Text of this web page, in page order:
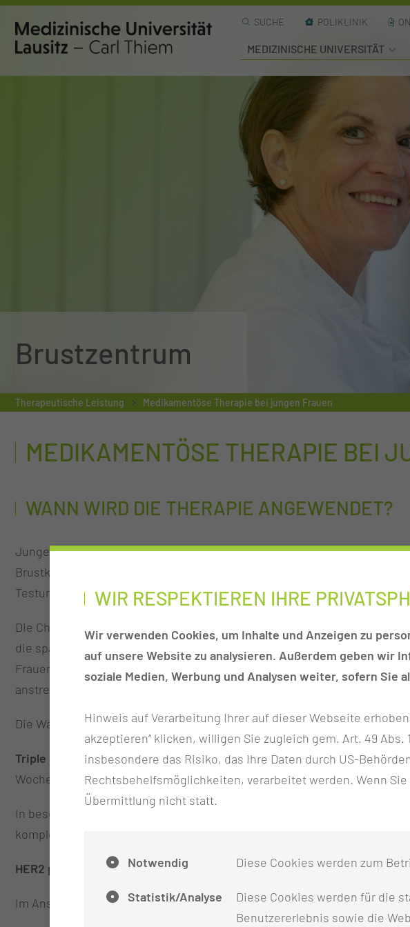
SUCHE POLIKLINIK
MEDIZINISCHE UNIVERSITÄT
Brustzentrum
Therapeutische Leistung Medikamentöse Therapie bei jungen Frauen
MEDIKAMENTÖSE THERAPIE BEI
WANN WIRD DIE THERAPIE ANGEWENDET?
Junge Frauen erhalten überproportional häufiger eine Chemotherapie:
Brustkrebs erkranken, zum anderen, weil der Tumor bei
Testungen bei Hormonrezeptor positiven Brustkrebs in vielen Fällen die
Die Chemotherapie wird vorzugsweise vor einer Operation empfohlen:
die spätere Operation ist die Verkleinerung des Tumors natürlich von
Frauen wird weltweit die intensivierte und dosisdichte Applikation der
anstrengender aber auch signifikant wirksamer.
Die Wahl der Medikamente orientiert ich an dem Tumorcharakter:
Triple negativ(unabhängig von allen Faktoren gewachsen): 4x
Wochen.
In besonderen Fällen: Additive Therapie mit Checkpointinhibitoren
komplett beseitigt, wird nach Abschluss der Lokaltherapie eine
HER2 positiv: 6x Carboplatin alle 3 Wochen in Kombination mit
Im Anschluss an die Operation richtet sich die weitere Therapie nach
WIR RESPEKTIEREN IHRE
Wir verwenden Cookies, um Inhalte und Anzeigen zu
auf unsere Website zu analysieren. Außerdem geben wir
soziale Medien, Werbung und Analysen weiter, sofern Sie
Hinweis auf Verarbeitung Ihrer auf dieser Webseite
akzeptieren“ klicken, willigen Sie zugleich gem. Art. 49 Abs.
insbesondere das Risiko, das Ihre Daten durch US-
Rechtsbehelfsmöglichkeiten, verarbeitet werden. Wenn
Übermittlung nicht statt.
Notwendig Diese Cookies werden zum
Statistik/Analyse
Diese Cookies werden für die
Benutzererlebnis sowie die